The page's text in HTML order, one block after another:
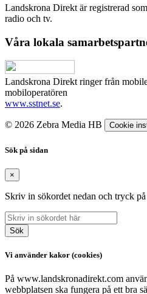
Landskrona Direkt är registrerad
radio och tv.
Våra lokala
Landskrona Direkt ringer från
mobiloperatören
www.sstnet.se.
© 2026 Zebra Media HB Cookie
Sök på sidan
×
Skriv in sökordet nedan och tryck
Sök
Vi använder kakor (cookies)
På www.landskronadirekt.com
webbplatsen ska fungera på ett bra